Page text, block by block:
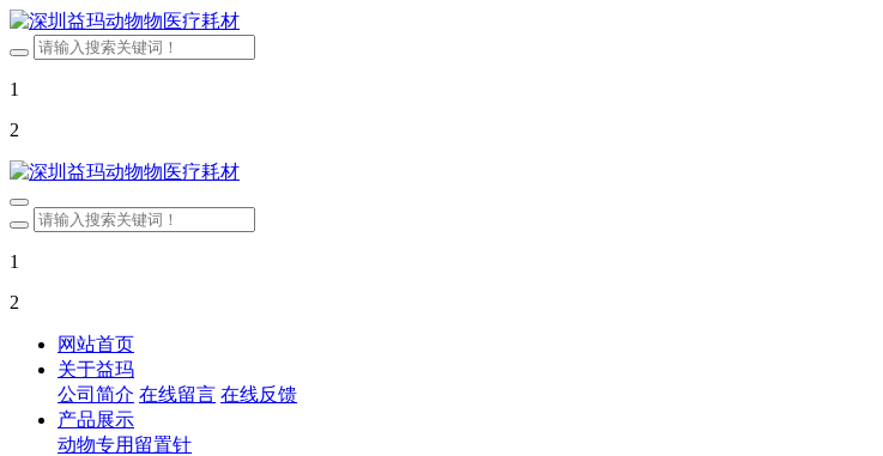
1
2
1
2
网站首页
关于益玛
公司简介 在线留言 在线反馈
产品展示
动物专用留置针